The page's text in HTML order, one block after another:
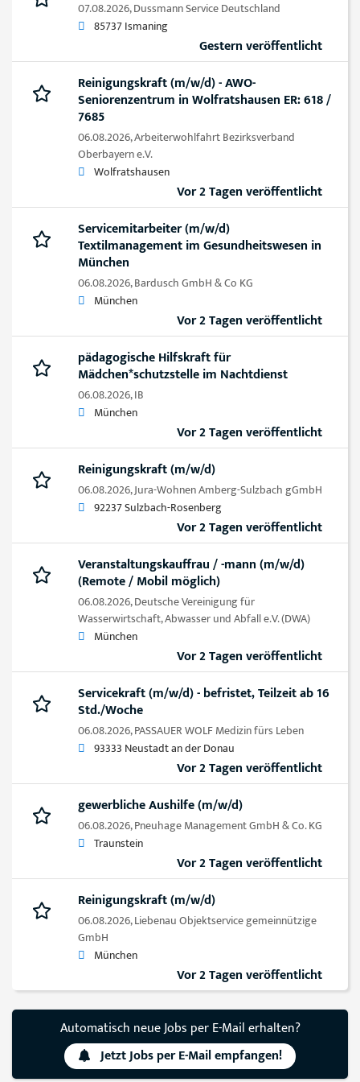
07.08.2026,Dussmann Service Deutschland
85737 Ismaning
Gestern veröffentlicht
Reinigungskraft (m/w/d) - AWO-
Seniorenzentrum in Wolfratshausen ER: 618 /
7685
06.08.2026,Arbeiterwohlfahrt Bezirksverband
Oberbayern e.V.
Wolfratshausen
Vor 2 Tagen veröffentlicht
Servicemitarbeiter (m/w/d)
Textilmanagement im Gesundheitswesen in
München
06.08.2026,Bardusch GmbH & Co KG
München
Vor 2 Tagen veröffentlicht
pädagogische Hilfskraft für
Mädchen*schutzstelle im Nachtdienst
06.08.2026,IB
München
Vor 2 Tagen veröffentlicht
Reinigungskraft (m/w/d)
06.08.2026,Jura-Wohnen Amberg-Sulzbach gGmbH
92237 Sulzbach-Rosenberg
Vor 2 Tagen veröffentlicht
Veranstaltungskauffrau / -mann (m/w/d)
(Remote / Mobil möglich)
06.08.2026,Deutsche Vereinigung für
Wasserwirtschaft, Abwasser und Abfall e.V. (DWA)
München
Vor 2 Tagen veröffentlicht
Servicekraft (m/w/d) - befristet, Teilzeit ab 16
Std./Woche
06.08.2026,PASSAUER WOLF Medizin fürs Leben
93333 Neustadt an der Donau
Vor 2 Tagen veröffentlicht
gewerbliche Aushilfe (m/w/d)
06.08.2026,Pneuhage Management GmbH & Co. KG
Traunstein
Vor 2 Tagen veröffentlicht
Reinigungskraft (m/w/d)
06.08.2026,Liebenau Objektservice gemeinnützige
GmbH
München
Vor 2 Tagen veröffentlicht
Automatisch neue Jobs per E-Mail erhalten?
Jetzt Jobs per E-Mail empfangen!